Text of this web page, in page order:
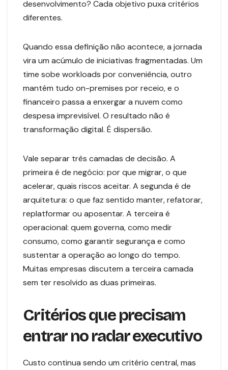
desenvolvimento? Cada objetivo puxa critérios
diferentes.
Quando essa definição não acontece, a jornada
vira um acúmulo de iniciativas fragmentadas. Um
time sobe workloads por conveniência, outro
mantém tudo on-premises por receio, e o
financeiro passa a enxergar a nuvem como
despesa imprevisível. O resultado não é
transformação digital. É dispersão.
Vale separar três camadas de decisão. A
primeira é de negócio: por que migrar, o que
acelerar, quais riscos aceitar. A segunda é de
arquitetura: o que faz sentido manter, refatorar,
replatformar ou aposentar. A terceira é
operacional: quem governa, como medir
consumo, como garantir segurança e como
sustentar a operação ao longo do tempo.
Muitas empresas discutem a terceira camada
sem ter resolvido as duas primeiras.
Critérios que precisam
entrar no radar executivo
Custo continua sendo um critério central, mas